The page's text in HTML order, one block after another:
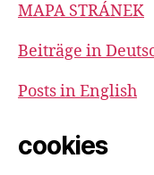
MAPA STRÁNEK
Beiträge in
Posts in English
cookies